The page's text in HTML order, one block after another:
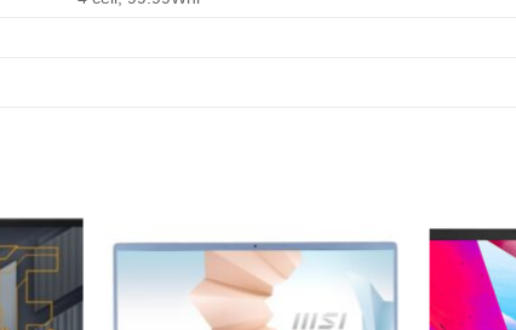
Add to
Wishlist
Add to
Wishlist